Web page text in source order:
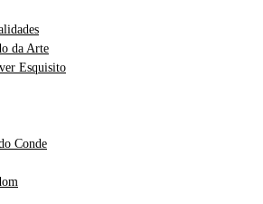
da Arte
Esquisito
Conde